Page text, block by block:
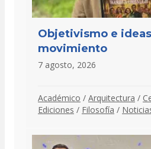
Objetivismo e
movimiento
7 agosto, 2026
Académico / Arquitectura /
Ediciones / Filosofía /